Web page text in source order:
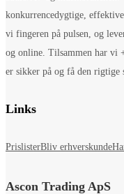
konkurrencedygtige,
vi fingeren på pulsen, og
og online. Tilsammen har vi
er sikker på og få den rigtige
Links
PrislisterBliv erhverskunde
Ascon Trading ApS